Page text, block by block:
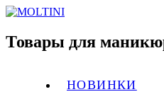
Товары для
НОВИНКИ